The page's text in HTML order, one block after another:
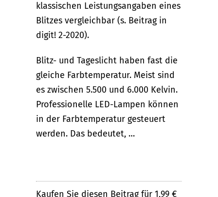
klassischen Leistungsangaben eines
Blitzes vergleichbar (s. Beitrag in
digit! 2-2020).
Blitz- und Tageslicht haben fast die
gleiche Farbtemperatur. Meist sind
es zwischen 5.500 und 6.000 Kelvin.
Professionelle LED-Lampen können
in der Farbtemperatur gesteuert
werden. Das bedeutet, …
Kaufen Sie diesen Beitrag für 1,99 €